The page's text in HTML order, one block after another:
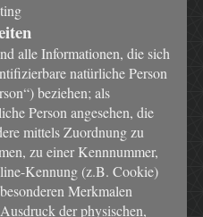
alle Informationen, die sich
natürliche Person
beziehen; als
Person angesehen, die
mittels Zuordnung zu
zu einer Kennnummer,
Kennung (z.B. Cookie)
Merkmalen
der physischen,